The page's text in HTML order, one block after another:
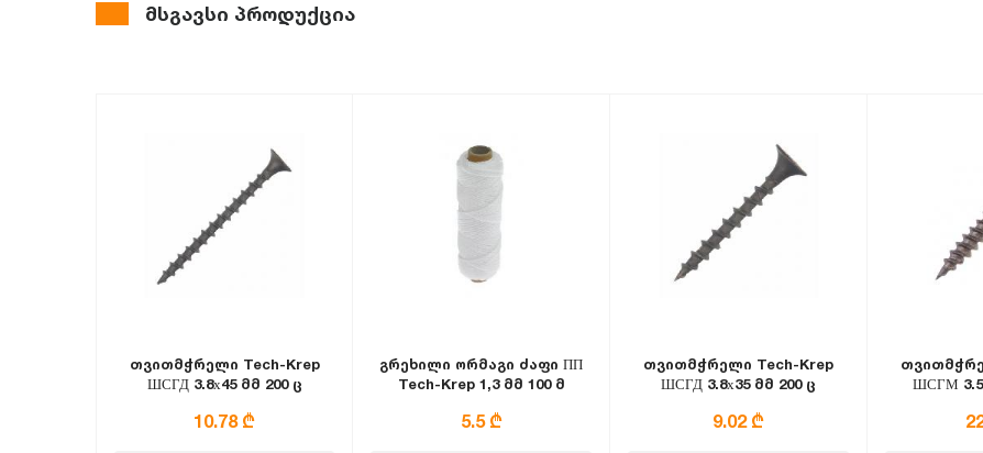
მსგავსი პროდუქცია
თვითმჭრელი Tech-Krep
ШСГД 3.8х45 მმ 200 ც
10.78 ₾
გრეხილი ორმაგი ძაფი ПП
Tech-Krep 1,3 მმ 100 მ
5.5 ₾
თვითმჭრელი Tech-Krep
ШСГД 3.8х35 მმ 200 ც
9.02 ₾
ШСГМ